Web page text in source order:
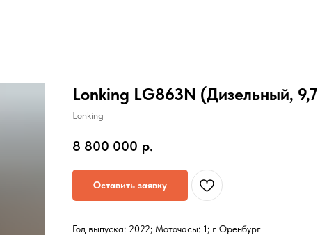
Lonking LG863N (Дизельный,
Lonking
8 800 000 р.
Оставить заявку
Год выпуска: 2022; Моточасы: 1; г Оренбург